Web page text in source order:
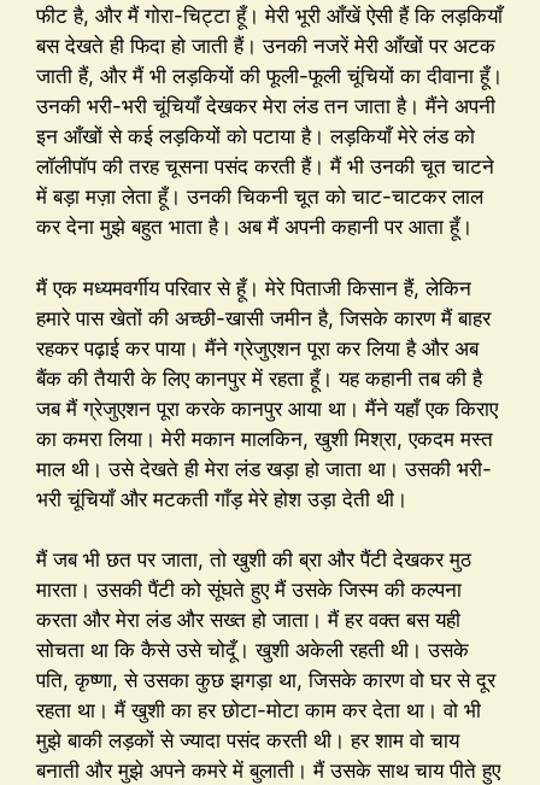
फीट है, और मैं गोरा-चिट्टा हूँ। मेरी भूरी आँखें ऐसी हैं कि लड़कियाँ
बस देखते ही फिदा हो जाती हैं। उनकी नजरें मेरी आँखों पर अटक
जाती हैं, और मैं भी लड़कियों की फूली-फूली चूंचियों का दीवाना हूँ।
उनकी भरी-भरी चूंचियाँ देखकर मेरा लंड तन जाता है। मैंने अपनी
इन आँखों से कई लड़कियों को पटाया है। लड़कियाँ मेरे लंड को
लॉलीपॉप की तरह चूसना पसंद करती हैं। मैं भी उनकी चूत चाटने
में बड़ा मज़ा लेता हूँ। उनकी चिकनी चूत को चाट-चाटकर लाल
कर देना मुझे बहुत भाता है। अब मैं अपनी कहानी पर आता हूँ।
मैं एक मध्यमवर्गीय परिवार से हूँ। मेरे पिताजी किसान हैं, लेकिन
हमारे पास खेतों की अच्छी-खासी जमीन है, जिसके कारण मैं बाहर
रहकर पढ़ाई कर पाया। मैंने ग्रेजुएशन पूरा कर लिया है और अब
बैंक की तैयारी के लिए कानपुर में रहता हूँ। यह कहानी तब की है
जब मैं ग्रेजुएशन पूरा करके कानपुर आया था। मैंने यहाँ एक किराए
का कमरा लिया। मेरी मकान मालकिन, खुशी मिश्रा, एकदम मस्त
माल थी। उसे देखते ही मेरा लंड खड़ा हो जाता था। उसकी भरी-
भरी चूंचियाँ और मटकती गाँड़ मेरे होश उड़ा देती थी।
मैं जब भी छत पर जाता, तो खुशी की ब्रा और पैंटी देखकर मुठ
मारता। उसकी पैंटी को सूंघते हुए मैं उसके जिस्म की कल्पना
करता और मेरा लंड और सख्त हो जाता। मैं हर वक्त बस यही
सोचता था कि कैसे उसे चोदूँ। खुशी अकेली रहती थी। उसके
पति, कृष्णा, से उसका कुछ झगड़ा था, जिसके कारण वो घर से दूर
रहता था। मैं खुशी का हर छोटा-मोटा काम कर देता था। वो भी
मुझे बाकी लड़कों से ज्यादा पसंद करती थी। हर शाम वो चाय
बनाती और मुझे अपने कमरे में बुलाती। मैं उसके साथ चाय पीते हुए